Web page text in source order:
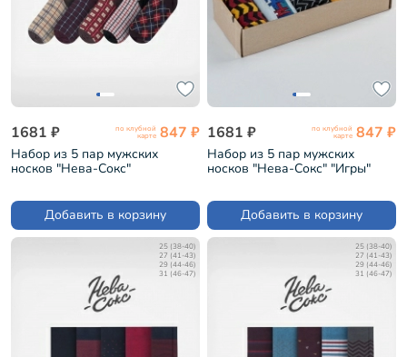
1681 ₽ по клубной
карте 847 ₽
Набор из 5 пар мужских
носков "Нева-Сокс"
Добавить в корзину
1681 ₽ по клубной
карте 847 ₽
Набор из 5 пар мужских
носков "Нева-Сокс" "Игры"
Добавить в корзину
25 (38-40)
27 (41-43)
29 (44-46)
31 (46-47)
25 (38-40)
27 (41-43)
29 (44-46)
31 (46-47)